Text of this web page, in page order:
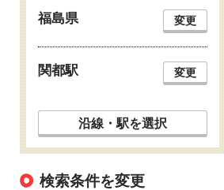
福島県 変更
関都駅 変更
沿線・駅を選択
検索条件を変更